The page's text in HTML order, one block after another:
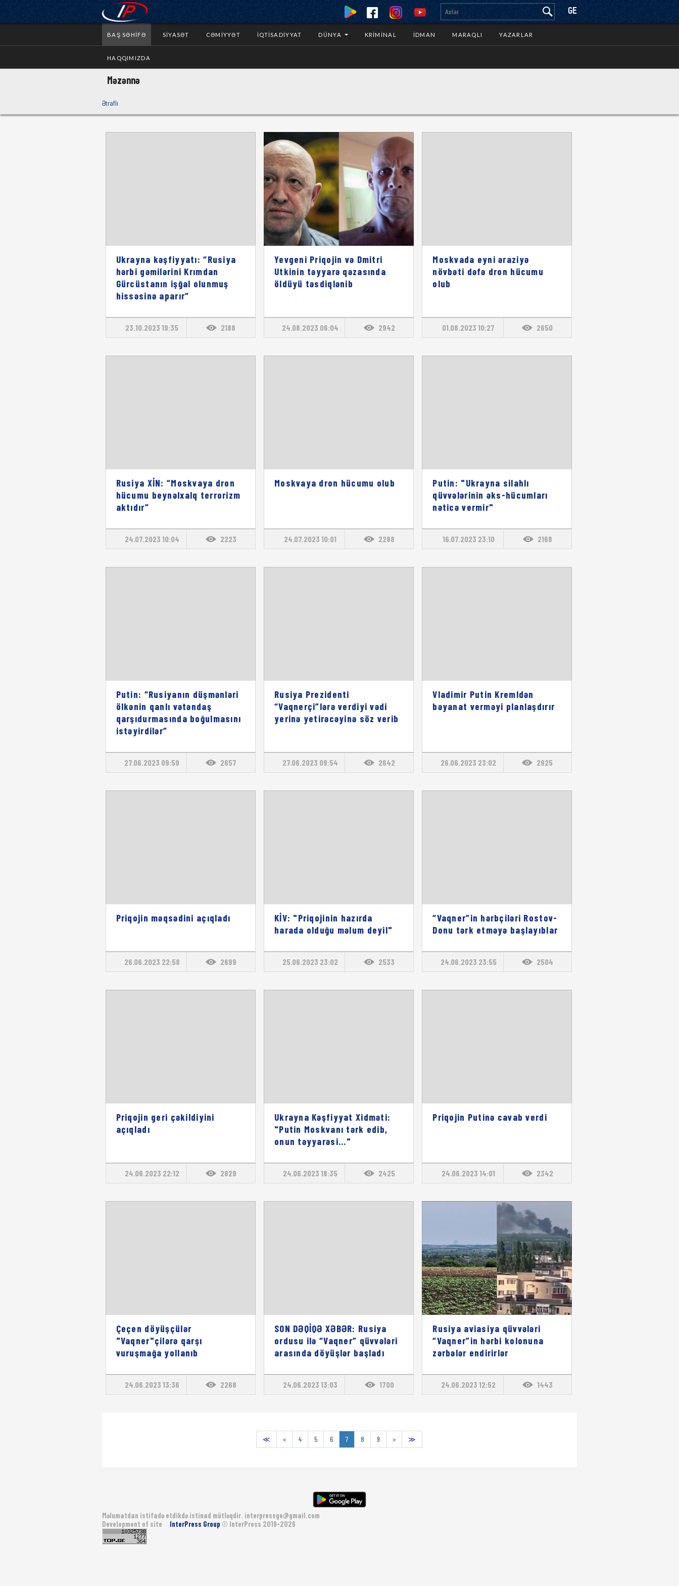
GE
BAŞ SƏHIFƏ SIYASƏT CƏMIYYƏT İQTISADIYYAT DÜNYA KRIMINAL İDMAN MARAQLI YAZARLAR
HAQQIMIZDA
Məzənnə
Ətraflı
Ukrayna kəşfiyyatı: “Rusiya
hərbi gəmilərini Krımdan
Gürcüstanın işğal olunmuş
hissəsinə aparır“
23.10.2023 19:35 2188
Yevgeni Priqojin və Dmitri
Utkinin təyyarə qəzasında
öldüyü təsdiqlənib
24.08.2023 06:04 2942
Moskvada eyni əraziyə
növbəti dəfə dron hücumu
olub
01.08.2023 10:27 2650
Rusiya XİN: “Moskvaya dron
hücumu beynəlxalq terrorizm
aktıdır”
24.07.2023 10:04 2223
Moskvaya dron hücumu olub
24.07.2023 10:01 2288
Putin: "Ukrayna silahlı
qüvvələrinin əks-hücumları
nəticə vermir"
16.07.2023 23:10 2168
Putin: “Rusiyanın düşmənləri
ölkənin qanlı vətəndaş
qarşıdurmasında boğulmasını
istəyirdilər”
27.06.2023 09:59 2657
Rusiya Prezidenti
“Vaqnerçi”lərə verdiyi vədi
yerinə yetirəcəyinə söz verib
27.06.2023 09:54 2642
Vladimir Putin Kremldən
bəyanat verməyi planlaşdırır
26.06.2023 23:02 2925
Priqojin məqsədini açıqladı
26.06.2023 22:58 2699
KİV: "Priqojinin hazırda
harada olduğu məlum deyil"
25.06.2023 23:02 2533
“Vaqner”in hərbçiləri Rostov-
Donu tərk etməyə başlayıblar
24.06.2023 23:55 2504
Priqojin geri çəkildiyini
açıqladı
24.06.2023 22:12 2829
Ukrayna Kəşfiyyat Xidməti:
"Putin Moskvanı tərk edib,
onun təyyarəsi..."
24.06.2023 18:35 2425
Priqojin Putinə cavab verdi
24.06.2023 14:01 2342
Çeçen döyüşçülər
"Vaqner"çilərə qarşı
vuruşmağa yollanıb
24.06.2023 13:36 2268
SON DƏQİQƏ XƏBƏR: Rusiya
ordusu ilə “Vaqner” qüvvələri
arasında döyüşlər başladı
24.06.2023 13:03 1700
Rusiya aviasiya qüvvələri
“Vaqner”in hərbi kolonuna
zərbələr endirirlər
24.06.2023 12:52 1443
≪ < 4 5 6 7 8 9 > ≫
Məlumatdan istifadə etdikdə istinad mütləqdir. interpressge@gmail.com
Development of site
InterPress Group © InterPress 2019-2026